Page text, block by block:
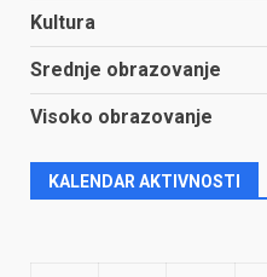
Kultura
Srednje obrazovanje
Visoko obrazovanje
KALENDAR AKTIVNOSTI